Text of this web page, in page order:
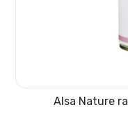
Alsa Nature